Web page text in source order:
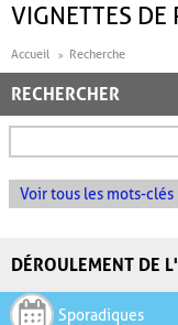
VIGNETTES DE
Accueil Recherche
RECHERCHER
Voir tous les mots-clés
DÉROULEMENT DE
Sporadiques